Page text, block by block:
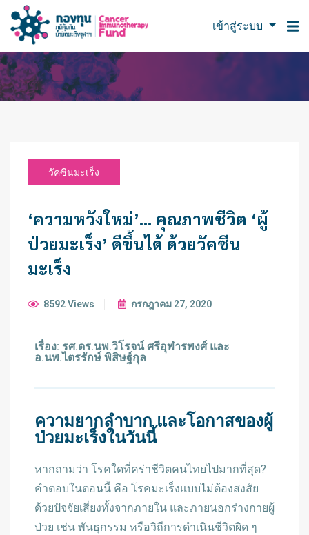
เข้าสู่ระบบ
วัคซีนมะเร็ง
‘ความหวังใหม่’… คุณภาพชีวิต ‘ผู้
ป่วยมะเร็ง’ ดีขึ้นได้ ด้วยวัคซีน
มะเร็ง
8592 Views กรกฎาคม 27, 2020
เรื่อง: รศ.ดร.นพ.วิโรจน์ ศรีอุฬารพงศ์ และ
อ.นพ.ไตรรักษ์ พิสิษฐ์กุล
ความยากลำบาก และโอกาสของผู้
ป่วยมะเร็งในวันนี้
หากถามว่า โรคใดที่คร่าชีวิตคนไทยไปมากที่สุด?
คำตอบในตอนนี้ คือ โรคมะเร็งแบบไม่ต้องสงสัย
ด้วยปัจจัยเสี่ยงทั้งจากภายใน และภายนอกร่างกายผู้
ป่วย เช่น พันธุกรรม หรือวิถีการดำเนินชีวิตผิด ๆ